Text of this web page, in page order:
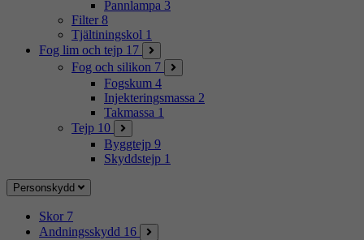
Pannlampa 3
Filter 8
Tjältiningskol 1
Fog lim och tejp 17
Fog och silikon 7
Fogskum 4
Injekteringsmassa 2
Takmassa 1
Tejp 10
Byggtejp 9
Skyddstejp 1
Personskydd
Skor 7
Andningsskydd 16